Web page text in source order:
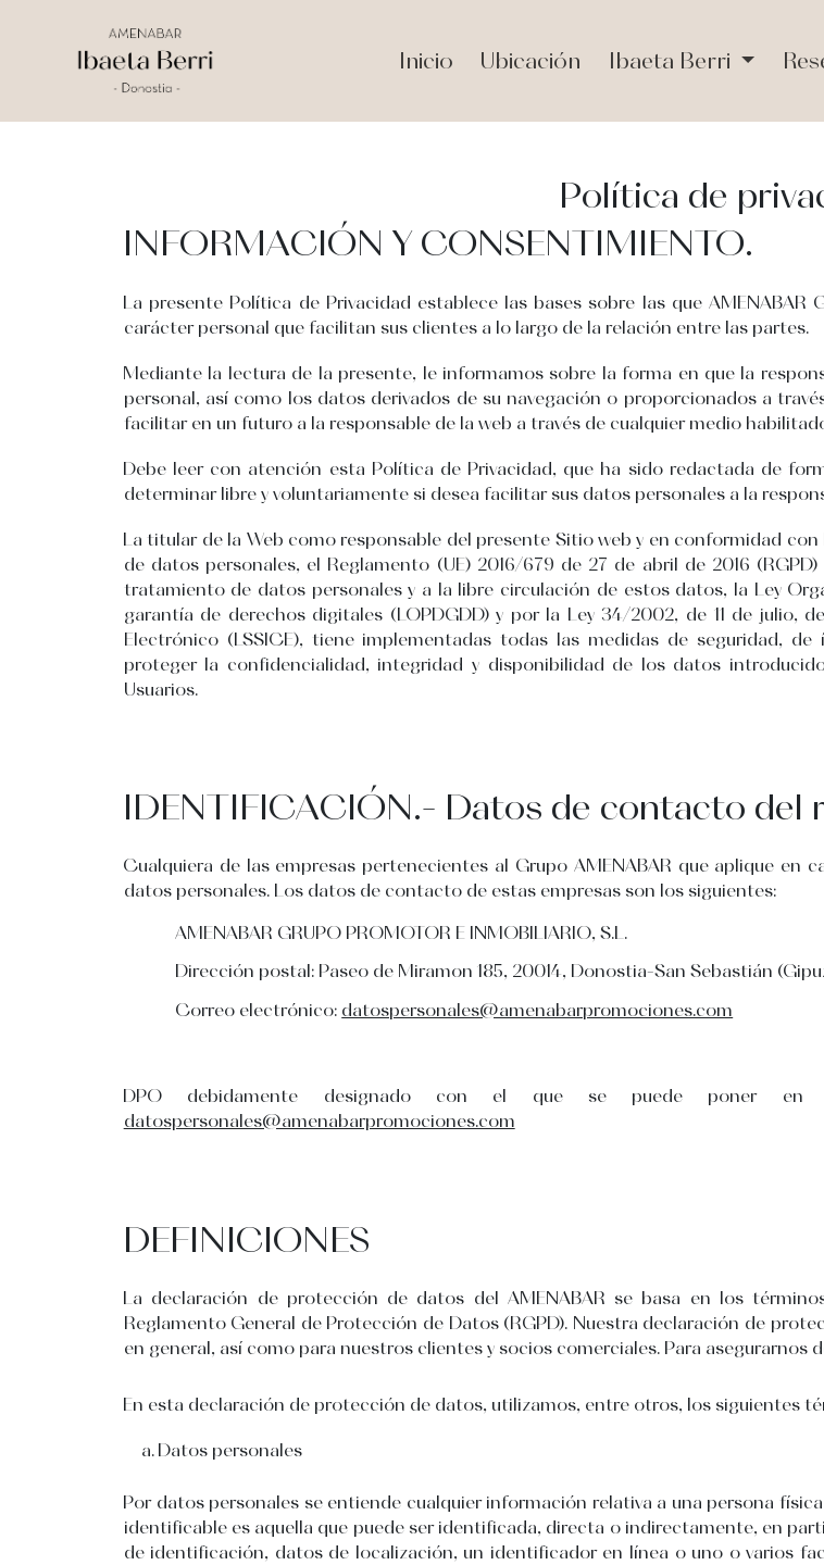
Inicio Ubicación Ibaeta Berri
Política de
INFORMACIÓN Y CONSENTIMIENTO.
La presente Política de Privacidad establece las bases sobre las que AMENABAR
carácter personal que facilitan sus clientes a lo largo de la relación entre las partes.
Mediante la lectura de la presente, le informamos sobre la forma en que la
personal, así como los datos derivados de su navegación o proporcionados a
facilitar en un futuro a la responsable de la web a través de cualquier medio
Debe leer con atención esta Política de Privacidad, que ha sido redactada de
determinar libre y voluntariamente si desea facilitar sus datos personales a la
La titular de la Web como responsable del presente Sitio web y en conformidad
de datos personales, el Reglamento (UE) 2016/679 de 27 de abril de 2016
tratamiento de datos personales y a la libre circulación de estos datos, la Ley
garantía de derechos digitales (LOPDGDD) y por la Ley 34/2002, de 11 de julio,
Electrónico (LSSICE), tiene implementadas todas las medidas de seguridad,
proteger la confidencialidad, integridad y disponibilidad de los datos
Usuarios.
IDENTIFICACIÓN.- Datos de contacto
Cualquiera de las empresas pertenecientes al Grupo AMENABAR que aplique
datos personales. Los datos de contacto de estas empresas son los siguientes:
AMENABAR GRUPO PROMOTOR E INMOBILIARIO, S.L.
Dirección postal: Paseo de Miramon 185, 20014, Donostia-San Sebastián
Correo electrónico: datospersonales@amenabarpromociones.com
DPO debidamente designado con el que se puede poner en
datospersonales@amenabarpromociones.com
DEFINICIONES
La declaración de protección de datos del AMENABAR se basa en los
Reglamento General de Protección de Datos (RGPD). Nuestra declaración de
en general, así como para nuestros clientes y socios comerciales. Para
En esta declaración de protección de datos, utilizamos, entre otros, los siguientes
Datos personales
Por datos personales se entiende cualquier información relativa a una persona
identificable es aquella que puede ser identificada, directa o indirectamente, en
de identificación, datos de localización, un identificador en línea o uno o varios